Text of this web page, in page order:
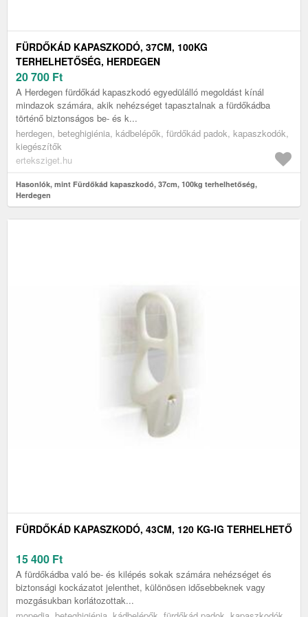
FÜRDŐKÁD KAPASZKODÓ, 37CM, 100KG
TERHELHETŐSÉG, HERDEGEN
20 700 Ft
A Herdegen fürdőkád kapaszkodó egyedülálló megoldást kínál
mindazok számára, akik nehézséget tapasztalnak a fürdőkádba
történő biztonságos be- és k...
herdegen, beteghigiénia, kádbelépők, fürdőkád padok, kapaszkodók,
kiegészítők
erteksziget.hu
Hasonlók, mint Fürdőkád kapaszkodó, 37cm, 100kg terhelhetőség,
Herdegen
FÜRDŐKÁD KAPASZKODÓ, 43CM, 120 KG-IG TERHELHETŐ
15 400 Ft
A fürdőkádba való be- és kilépés sokak számára nehézséget és
biztonsági kockázatot jelenthet, különösen idősebbeknek vagy
mozgásukban korlátozottak...